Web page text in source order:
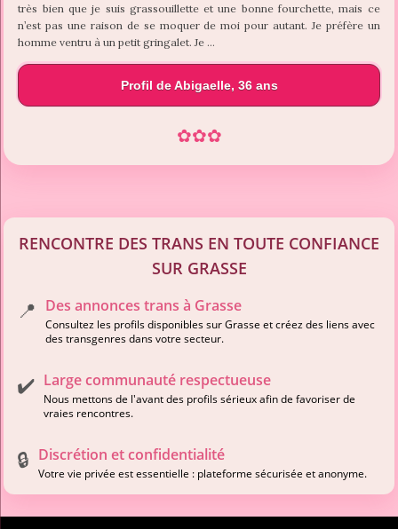
très bien que je suis grassouillette et une bonne fourchette, mais ce
n’est pas une raison de se moquer de moi pour autant. Je préfère un
homme ventru à un petit gringalet. Je …
Profil de Abigaelle, 36 ans
✿✿✿
RENCONTRE DES TRANS EN TOUTE CONFIANCE
SUR GRASSE
📍 Des annonces trans à Grasse
Consultez les profils disponibles sur Grasse et créez des liens avec
des transgenres dans votre secteur.
✔️ Large communauté respectueuse
Nous mettons de l'avant des profils sérieux afin de favoriser de
vraies rencontres.
🔒 Discrétion et confidentialité
Votre vie privée est essentielle : plateforme sécurisée et anonyme.